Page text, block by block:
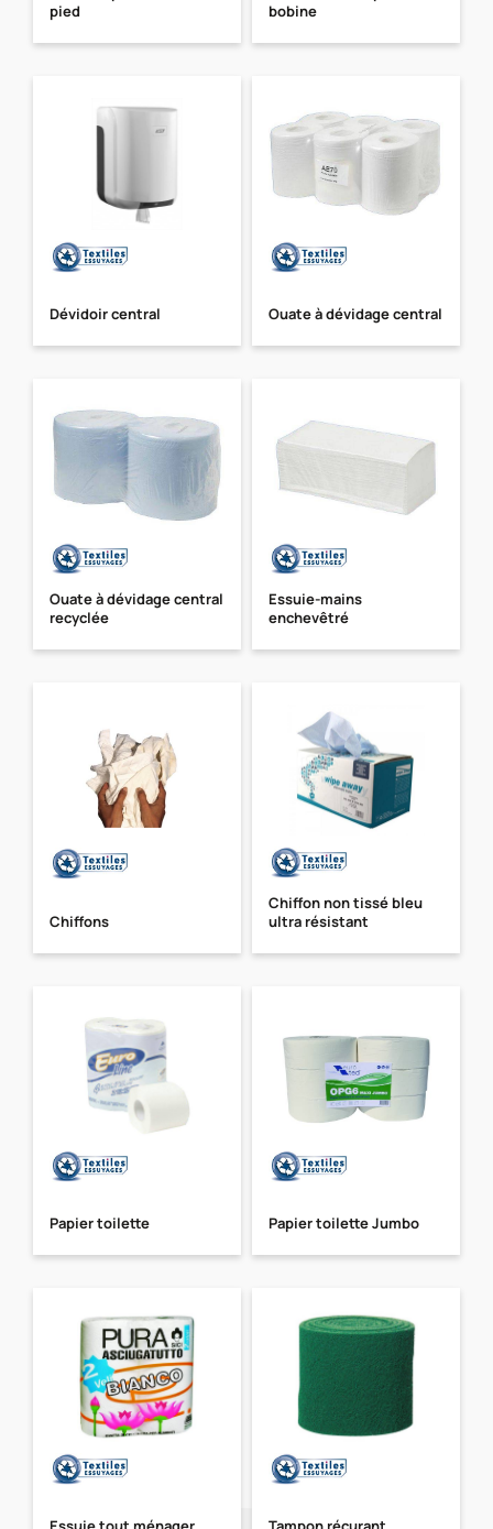
pied
bobine
Dévidoir central Ouate à dévidage central
Ouate à dévidage central
recyclée
Essuie-mains
enchevêtré
Chiffons
Chiffon non tissé bleu
ultra résistant
Papier toilette Papier toilette Jumbo